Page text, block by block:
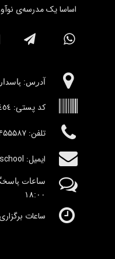
اساسا یک مدرسه‌ی
آدرس:‌
کد پستی:
تلفن: ۰۹۱۲۲۴۵۵۵۸۷
ایمیل: info@arj.school
ساعات
١٨:٠٠
ساعات برگزاری